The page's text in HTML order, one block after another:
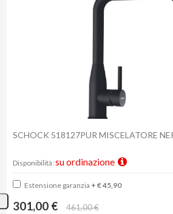
SCHOCK 518127PUR MISCELATORE
Disponibilità: su ordinazione
Estensione garanzia + € 45,90
301,00 € 461,00 €